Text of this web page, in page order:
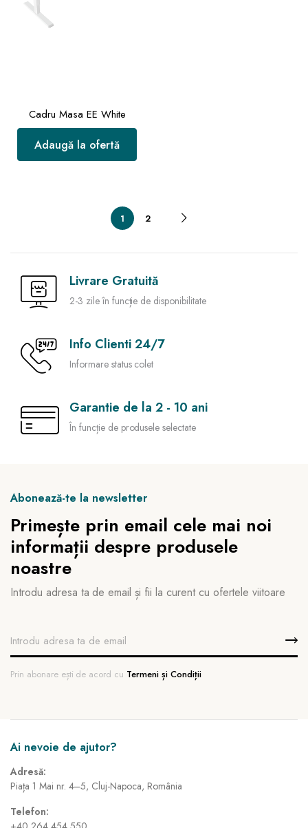
Cadru Masa EE White
Adaugă la ofertă
1 2
Livrare Gratuită
2-3 zile în funcție de disponibilitate
Info Clienti 24/7
Informare status colet
Garantie de la 2 - 10 ani
În funcție de produsele selectate
Abonează-te la newsletter
Primește prin email cele mai noi
informații despre produsele
noastre
Introdu adresa ta de email și fii la curent cu ofertele viitoare
Prin abonare ești de acord cu Termeni și Condiții
Ai nevoie de ajutor?
Adresă:
Piața 1 Mai nr. 4–5, Cluj-Napoca, România
Telefon: